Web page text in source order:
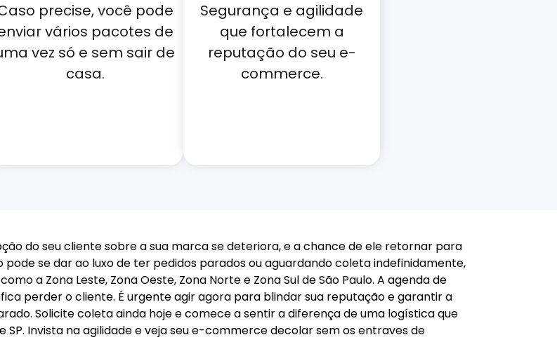
precise, você pode
vários pacotes de
vez só e sem sair de
casa.
Segurança e agilidade
que fortalecem a
reputação do seu e-
commerce.
do seu cliente sobre a sua marca se deteriora, e a chance de ele retornar para
se dar ao luxo de ter pedidos parados ou aguardando coleta indefinidamente,
a Zona Leste, Zona Oeste, Zona Norte e Zona Sul de São Paulo. A agenda de
perder o cliente. É urgente agir agora para blindar sua reputação e garantir a
Solicite coleta ainda hoje e comece a sentir a diferença de uma logística que
Invista na agilidade e veja seu e-commerce decolar sem os entraves de